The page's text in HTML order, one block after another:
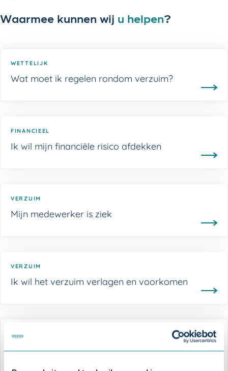
Waarmee kunnen wij u helpen?
WETTELIJK
Wat moet ik regelen rondom verzuim?
FINANCIEEL
Ik wil mijn financiële risico afdekken
VERZUIM
Mijn medewerker is ziek
VERZUIM
Ik wil het verzuim verlagen en voorkomen
GOED WERKGEVERSCHAP
Ik wil goed voor mijn medewerkers zorgen